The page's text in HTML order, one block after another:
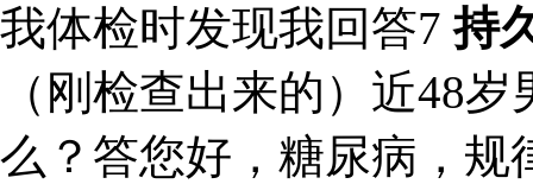
我体检时发现我回答7持
（刚检查出来的）近48
么？答您好，糖尿病，规